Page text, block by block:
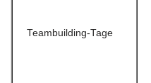
Teambuilding-Tage